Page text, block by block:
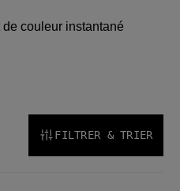
couleur instantané
FILTRER & TRIER